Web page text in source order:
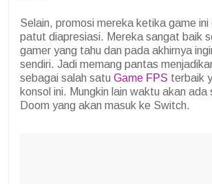
Selain, promosi mereka ketika game
patut diapresiasi. Mereka sangat baik
gamer yang tahu dan pada akhirnya
sendiri. Jadi memang pantas
sebagai salah satu Game FPS terbaik
konsol ini. Mungkin lain waktu akan ada
Doom yang akan masuk ke Switch.